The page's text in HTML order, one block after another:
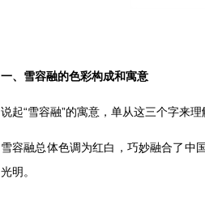
一、雪容融的色彩构成和寓意
说起“雪容融”的寓意，单从这三个字来理
雪容融总体色调为红白，巧妙融合了中
光明。